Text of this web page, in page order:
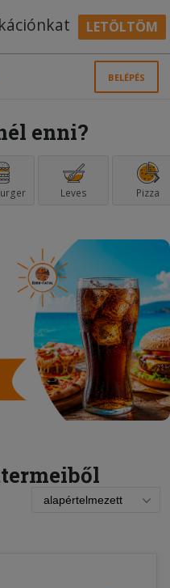
LETÖLTÖM
BELÉPÉS
enni?
Leves Pizza